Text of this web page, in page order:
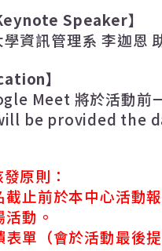
Speaker】
資訊管理系 李迦恩
】
Meet 將於活動前
be provided the
原則：
截止前於本中心活動
動。
表單（會於活動最後